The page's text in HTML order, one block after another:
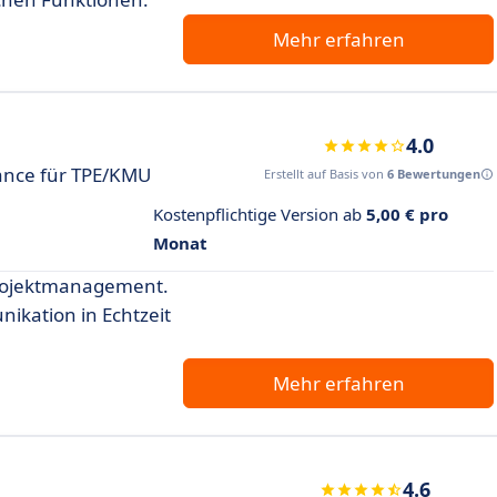
Mehr erfahren
für TPE/KMU
4.0
Erstellt auf Basis von 6 Bewertungen
Kostenpflichtige Version ab 5,00 € pro
Monat
in Echtzeit
Mehr erfahren
4.6